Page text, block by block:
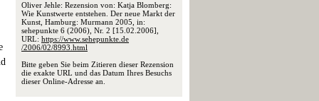
Oliver Jehle: Rezension von: Katja Blomberg:
Wie Kunstwerte entstehen. Der neue Markt der
Kunst, Hamburg: Murmann 2005, in:
sehepunkte 6 (2006), Nr. 2 [15.02.2006],
URL: https://www.sehepunkte.de
/2006/02/8993.html
Bitte geben Sie beim Zitieren dieser Rezension
die exakte URL und das Datum Ihres Besuchs
dieser Online-Adresse an.